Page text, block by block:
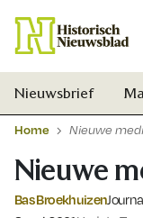
Nieuwsbrief
Home Nieuwe
Nieuwe
Bas Broekhuizen